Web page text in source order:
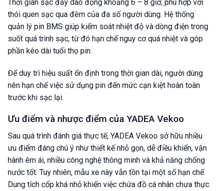
Thời gian sạc đầy dao động khoảng 6 – 8 giờ, phù hợp với
thói quen sạc qua đêm của đa số người dùng. Hệ thống
quản lý pin BMS giúp kiểm soát nhiệt độ và dòng điện trong
suốt quá trình sạc, từ đó hạn chế nguy cơ quá nhiệt và góp
phần kéo dài tuổi thọ pin.
Để duy trì hiệu suất ổn định trong thời gian dài, người dùng
nên hạn chế việc sử dụng pin đến mức cạn kiệt hoàn toàn
trước khi sạc lại.
Ưu điểm và nhược điểm của YADEA Vekoo
Sau quá trình đánh giá thực tế, YADEA Vekoo sở hữu nhiều
ưu điểm đáng chú ý như thiết kế nhỏ gọn, dễ điều khiển, vận
hành êm ái, nhiều công nghệ thông minh và khả năng chống
nước tốt. Tuy nhiên, mẫu xe này vẫn tồn tại một số hạn chế.
Dung tích cốp khá nhỏ khiến việc chứa đồ cá nhân chưa thực